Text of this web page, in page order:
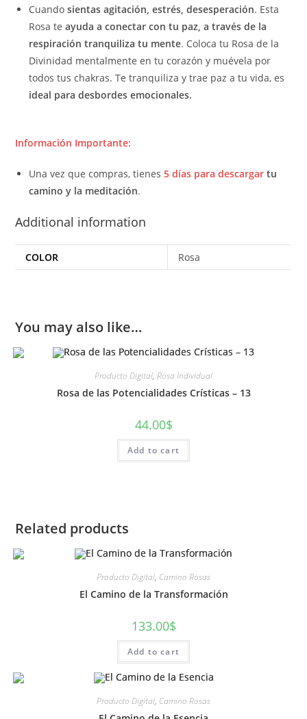
Cuando sientas agitación, estrés, desesperación. Esta
Rosa teayuda aconectar con tu paz, a través de la
respiración tranquiliza tu mente. Coloca tu Rosa de la
Divinidad mentalmente en tu corazón y muévela por
todos tus chakras. Te tranquiliza y trae paz a tu vida, es
ideal para desbordes emocionales.
Información Importante:
Una vez que compras, tienes5 días para descargar tu
camino y la meditación.
Additional information
COLOR Rosa
You may also like…
Producto Digital, Rosa Individual
Rosa de las Potencialidades Crísticas – 13
44.00$
Add to cart
Related products
Producto Digital, Camino Rosas
El Camino de la Transformación
133.00$
Add to cart
Producto Digital, Camino Rosas